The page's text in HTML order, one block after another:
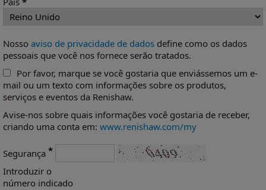
Nosso aviso de privacidade de dados define como os dados
pessoais que você nos fornece serão tratados.
Por favor, marque se você gostaria que enviássemos um e-
mail ou um texto com informações sobre os produtos,
serviços e eventos da Renishaw.
Avise-nos sobre quais informações você gostaria de receber,
criando uma conta em: www.renishaw.com/my
Segurança *
Introduzir o
número indicado